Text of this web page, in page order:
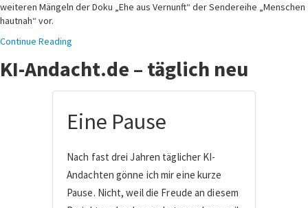
weiteren Mängeln der Doku „Ehe aus Vernunft“ der Sendereihe „Menschen
hautnah“ vor.
Continue Reading
KI-Andacht.de – täglich neu